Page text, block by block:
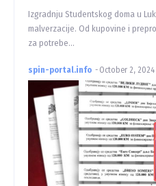
Izgradnju Studentskog doma u
malverzacije. Od kupovine i
za potrebe...
spin-portal.info - October 2, 2024